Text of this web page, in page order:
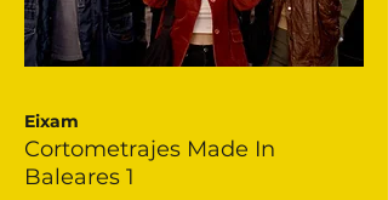
Eixam
Cortometrajes Made In
Baleares 1